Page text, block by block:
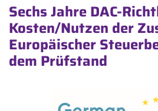
Sechs Jahre DAC-
Kosten/Nutzen der
Europäischer
dem Prüfstand